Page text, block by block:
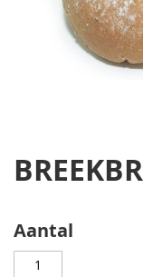
het
de
gallerij
Aantal